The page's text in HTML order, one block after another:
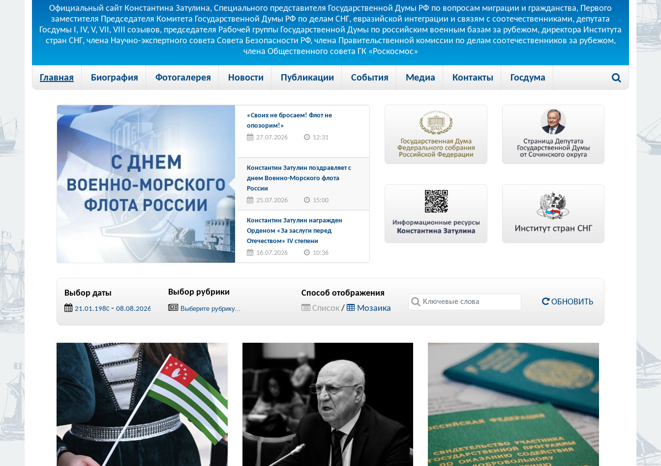
Официальный сайт Константина Затулина, Специального представителя Государственной Думы РФ по вопросам миграции и гражданства, Первого
заместителя Председателя Комитета Государственной Думы РФ по делам СНГ, евразийской интеграции и связям с соотечественниками, депутата
Госдумы I, IV, V, VII, VIII созывов, председателя Рабочей группы Государственной Думы по российским военным базам за рубежом, директора Института
стран СНГ, члена Научно-экспертного совета Совета Безопасности РФ, члена Правительственной комиссии по делам соотечественников за рубежом,
члена Общественного совета ГК «Роскосмос»
Главная Биография Фотогалерея Новости Публикации События Медиа Контакты Госдума
«Своих не бросаем! Флот не
опозорим!»
27.07.2026
12:31
Константин Затулин поздравляет с
днем Военно-Морского флота
России
25.07.2026
15:00
Константин Затулин награжден
Орденом «За заслуги перед
Отечеством» IV степени
16.07.2026
10:36
Выбор даты
-
Выбор рубрики
Способ отображения
Список/ Мозаика
ОБНОВИТЬ